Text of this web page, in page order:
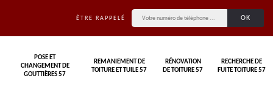
ÊTRE RAPPELÉ
POSE ET
CHANGEMENT DE
GOUTTIÈRES 57
REMANIEMENT DE
TOITURE ET TUILE 57
RÉNOVATION
DE TOITURE 57
RECHERCHE DE
FUITE TOITURE 57